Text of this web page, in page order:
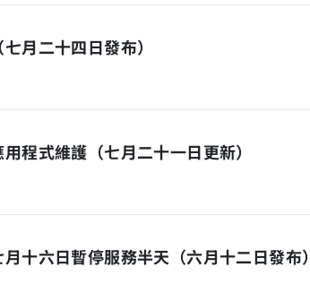
月二十四日發布）
程式維護（七月二十一日更新）
十六日暫停服務半天（六月十二日發布）